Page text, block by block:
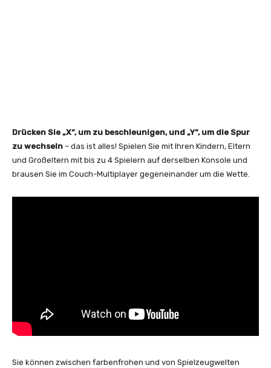
Drücken Sie „X“, um zu beschleunigen, und „Y“, um die Spur
zu wechseln – das ist alles! Spielen Sie mit Ihren Kindern, Eltern
und Großeltern mit bis zu 4 Spielern auf derselben Konsole und
brausen Sie im Couch-Multiplayer gegeneinander um die Wette.
Sie können zwischen farbenfrohen und von Spielzeugwelten